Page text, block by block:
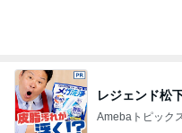
レジェンド松
Amebaトピック